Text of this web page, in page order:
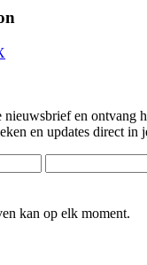
en ontvang
en updates direct in
kan op elk moment.